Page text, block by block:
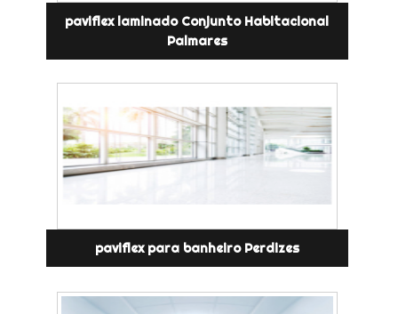
paviflex laminado Conjunto Habitacional
Palmares
paviflex para banheiro Perdizes